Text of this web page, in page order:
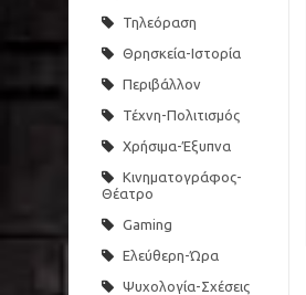
Τηλεόραση
Θρησκεία-Ιστορία
Περιβάλλον
Τέχνη-Πολιτισμός
Χρήσιμα-Έξυπνα
Κινηματογράφος-
Θέατρο
Gaming
Ελεύθερη-Ώρα
Ψυχολογία-Σχέσεις